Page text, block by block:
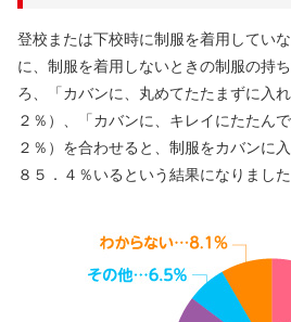
登校または下校時に制服を着用してい
に、制服を着用しないときの制服の持
ろ、「カバンに、丸めてたたまずに入
２％）、「カバンに、キレイにたたん
２％）を合わせると、制服をカバンに
８５．４％いるという結果になりました